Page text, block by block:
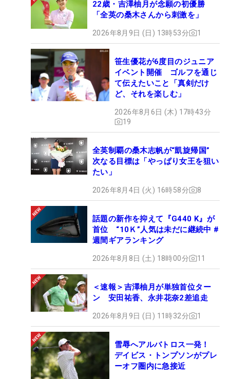
22歳・吉澤柚月が念願の初優勝
「全英の桑木さんから刺激を」
2026年8月9日 (日) 13時53分 1
笹生優花が6度目のジュニア
イベント開催 ゴルフを通じ
て伝えたいこと「真剣だけ
ど、それを楽しむ」
2026年8月6日 (木) 17時43分
19
全英制覇の桑木志帆が“凱旋帰国”
次なる目標は「やっぱり女王を狙い
たい」
2026年8月4日 (火) 16時58分 8
話題の新作を抑えて『G440 K』が
首位 “10Ｋ”人気は未だに継続中 #
週間ギアランキング
2026年8月8日 (土) 18時00分 11
＜速報＞吉澤柚月が単独首位ター
ン 安田祐香、永井花奈2差追走
2026年8月9日 (日) 11時32分 1
雪辱へアルバトロス一発！
デイビス・トンプソンがプレ
ーオフ圏内に急接近